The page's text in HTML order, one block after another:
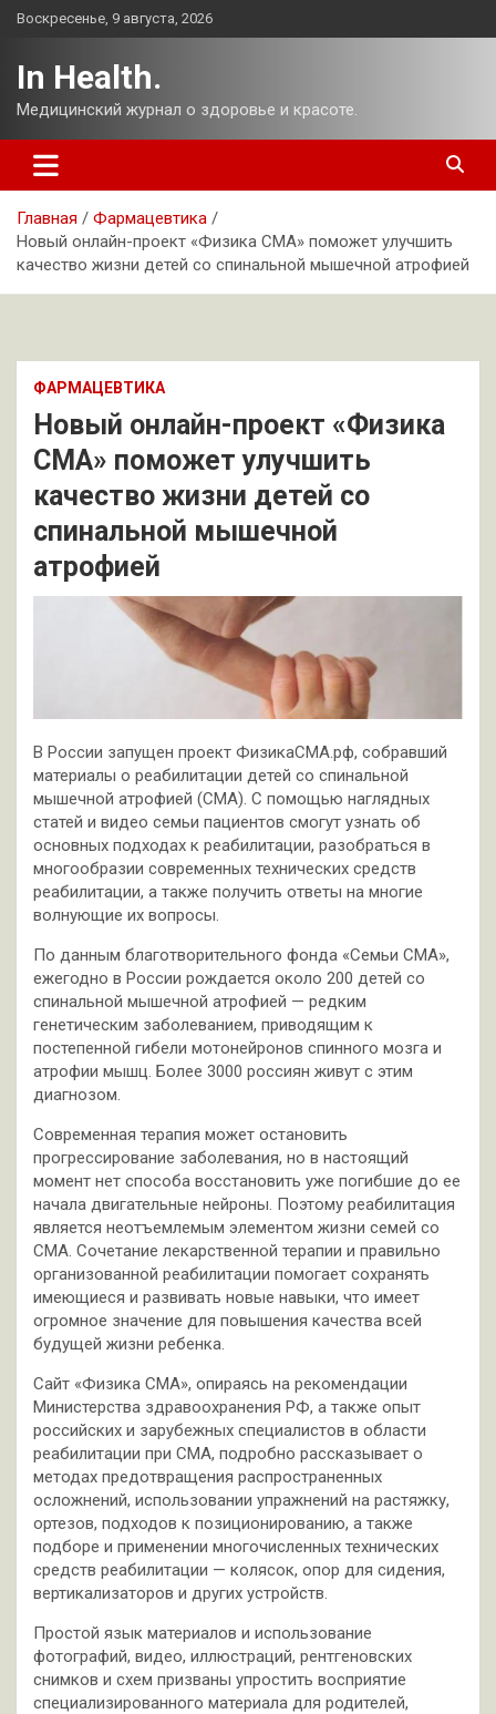
Перейти
Воскресенье, 9 августа, 2026
In Health.
Медицинский журнал о здоровье и красоте.
Главная
Фармацевтика
Новый онлайн-проект «Физика СМА» поможет улучшить
качество жизни детей со спинальной мышечной атрофией
ФАРМАЦЕВТИКА
Новый онлайн-проект «Физика
СМА» поможет улучшить
качество жизни детей со
спинальной мышечной
атрофией
В России запущен проект ФизикаСМА.рф, собравший
материалы о реабилитации детей со спинальной
мышечной атрофией (СМА). С помощью наглядных
статей и видео семьи пациентов смогут узнать об
основных подходах к реабилитации, разобраться в
многообразии современных технических средств
реабилитации, а также получить ответы на многие
волнующие их вопросы.
По данным благотворительного фонда «Семьи СМА»,
ежегодно в России рождается около 200 детей со
спинальной мышечной атрофией — редким
генетическим заболеванием, приводящим к
постепенной гибели мотонейронов спинного мозга и
атрофии мышц. Более 3000 россиян живут с этим
диагнозом.
Современная терапия может остановить
прогрессирование заболевания, но в настоящий
момент нет способа восстановить уже погибшие до ее
начала двигательные нейроны. Поэтому реабилитация
является неотъемлемым элементом жизни семей со
СМА. Сочетание лекарственной терапии и правильно
организованной реабилитации помогает сохранять
имеющиеся и развивать новые навыки, что имеет
огромное значение для повышения качества всей
будущей жизни ребенка.
Сайт «Физика СМА», опираясь на рекомендации
Министерства здравоохранения РФ, а также опыт
российских и зарубежных специалистов в области
реабилитации при СМА, подробно рассказывает о
методах предотвращения распространенных
осложнений, использовании упражнений на растяжку,
ортезов, подходов к позиционированию, а также
подборе и применении многочисленных технических
средств реабилитации — колясок, опор для сидения,
вертикализаторов и других устройств.
Простой язык материалов и использование
фотографий, видео, иллюстраций, рентгеновских
снимков и схем призваны упростить восприятие
специализированного материала для родителей,